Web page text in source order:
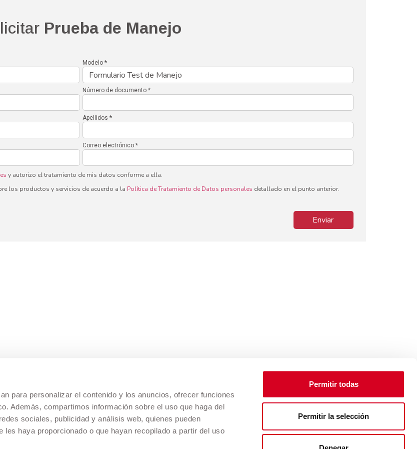
para personalizar el contenido y los anuncios, ofrecer funciones
Además, compartimos información sobre el uso que haga del
sociales, publicidad y análisis web, quienes pueden
les haya proporcionado o que hayan recopilado a partir del uso
Permitir todas
Permitir la selección
Prueba de Manejo
Modelo *
Número de documento *
Apellidos *
Correo electrónico *
y autorizo el tratamiento de mis datos conforme a ella.
los productos y servicios de acuerdo a la Política de Tratamiento de Datos personales detallado en el punto anterior.
Enviar